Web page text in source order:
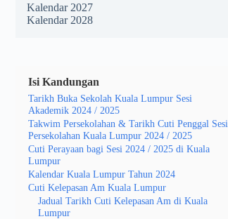
Kalendar 2027
Kalendar 2028
Isi Kandungan
Tarikh Buka Sekolah Kuala Lumpur Sesi
Akademik 2024 / 2025
Takwim Persekolahan & Tarikh Cuti Penggal Sesi
Persekolahan Kuala Lumpur 2024 / 2025
Cuti Perayaan bagi Sesi 2024 / 2025 di Kuala
Lumpur
Kalendar Kuala Lumpur Tahun 2024
Cuti Kelepasan Am Kuala Lumpur
Jadual Tarikh Cuti Kelepasan Am di Kuala
Lumpur